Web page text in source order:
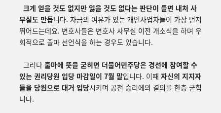
크게 얻을 것도 없지만 잃을 것도 없다는 판단이 들면 내처 사
무실도 만듭니다. 자금의 여유가 있는 개인사업자들이 가장 먼저
뛰어드는데요. 변호사들은 변호사 사무실 이전 개소식을 하며 우
회적으로 출마 선언식을 하는 경우도 있습니다.
그러다 출마에 뜻을 굳히면 더불어민주당은 경선에 참여할 수
있는 권리당원 입당 마감일이 7월 말입니다. 이때 자신의 지지자
들을 당원으로 대거 입당시키며 공천 승리에의 결의를 한층 굳힙
니다.